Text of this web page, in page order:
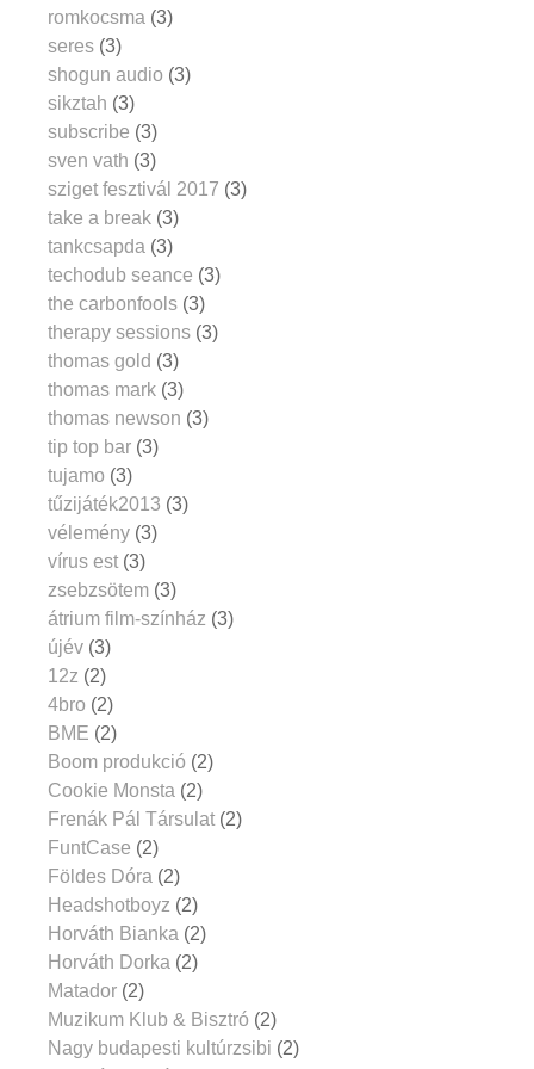
romkocsma (3)
seres (3)
shogun audio (3)
sikztah (3)
subscribe (3)
sven vath (3)
sziget fesztivál 2017 (3)
take a break (3)
tankcsapda (3)
techodub seance (3)
the carbonfools (3)
therapy sessions (3)
thomas gold (3)
thomas mark (3)
thomas newson (3)
tip top bar (3)
tujamo (3)
tűzijáték2013 (3)
vélemény (3)
vírus est (3)
zsebzsötem (3)
átrium film-színház (3)
újév (3)
12z (2)
4bro (2)
BME (2)
Boom produkció (2)
Cookie Monsta (2)
Frenák Pál Társulat (2)
FuntCase (2)
Földes Dóra (2)
Headshotboyz (2)
Horváth Bianka (2)
Horváth Dorka (2)
Matador (2)
Muzikum Klub & Bisztró (2)
Nagy budapesti kultúrzsibi (2)